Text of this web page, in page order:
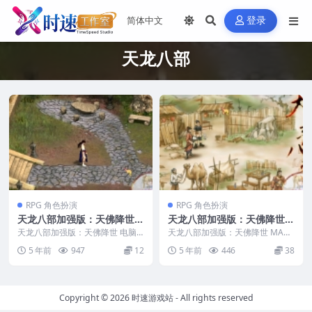
登录
天龙八部
RPG 角色扮演
天龙八部加强版：天佛降世
电脑游戏 简体中文版 支援wi
n11 win10 win7
天龙八部加强版：天佛降世 电脑
游戏 简体中文版 支援win11 win1
0 wi...5 年前 947 12
RPG 角色扮演
天龙八部加强版：天佛降世
MAC游戏 苹果电脑游戏 适配
系统macOS 15.0 Sequoia
天龙八部加强版：天佛降世 MAC
游戏 苹果电脑游戏 适配系统mac
OS 15.0...
5 年前 446 38
Copyright © 2026时速游戏站- All rights reserved